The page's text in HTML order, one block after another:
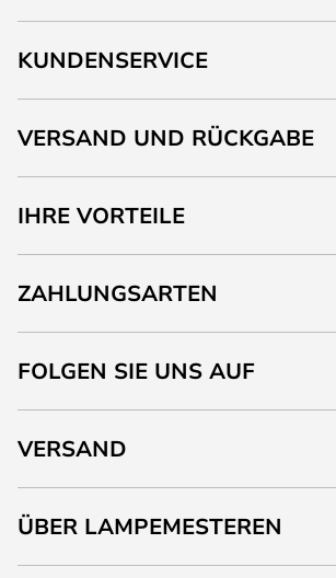
KUNDENSERVICE
VERSAND UND RÜCKGABE
IHRE VORTEILE
ZAHLUNGSARTEN
FOLGEN SIE UNS AUF
VERSAND
ÜBER LAMPEMESTEREN